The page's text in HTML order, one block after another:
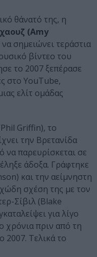
θάνατό της, η
(Amy
σημειώνει τεράστια
βίντεο του
το 2007 ξεπέρασε
στο YouTube,
ελίτ ομάδας
Griffin), το
την Βρετανίδα
να παρευρίσκεται σε
άδοξα. Γράφτηκε
και την αείμνηστη
σχέση της με τον
Σίβιλ (Blake
για λίγο
χρόνια πριν από τη
2007. Τελικά το